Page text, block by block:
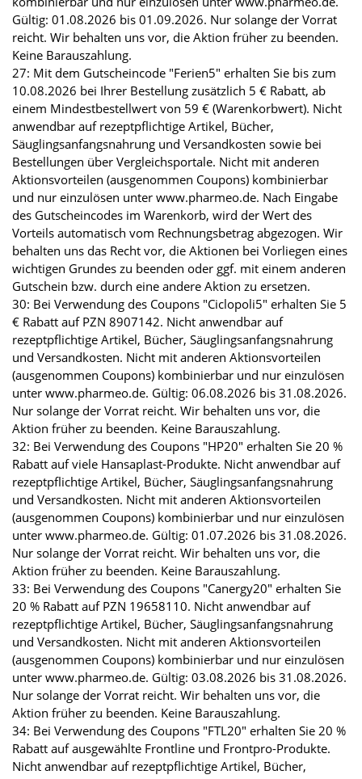
Gültig: 01.08.2026 bis 01.09.2026. Nur solange der Vorrat
reicht. Wir behalten uns vor, die Aktion früher zu beenden.
Keine Barauszahlung.
27: Mit dem Gutscheincode "Ferien5" erhalten Sie bis zum
10.08.2026 bei Ihrer Bestellung zusätzlich 5 € Rabatt, ab
einem Mindestbestellwert von 59 € (Warenkorbwert). Nicht
anwendbar auf rezeptpflichtige Artikel, Bücher,
Säuglingsanfangsnahrung und Versandkosten sowie bei
Bestellungen über Vergleichsportale. Nicht mit anderen
Aktionsvorteilen (ausgenommen Coupons) kombinierbar
und nur einzulösen unter www.pharmeo.de. Nach Eingabe
des Gutscheincodes im Warenkorb, wird der Wert des
Vorteils automatisch vom Rechnungsbetrag abgezogen. Wir
behalten uns das Recht vor, die Aktionen bei Vorliegen eines
wichtigen Grundes zu beenden oder ggf. mit einem anderen
Gutschein bzw. durch eine andere Aktion zu ersetzen.
30: Bei Verwendung des Coupons "Ciclopoli5" erhalten Sie 5
€ Rabatt auf PZN 8907142. Nicht anwendbar auf
rezeptpflichtige Artikel, Bücher, Säuglingsanfangsnahrung
und Versandkosten. Nicht mit anderen Aktionsvorteilen
(ausgenommen Coupons) kombinierbar und nur einzulösen
unter www.pharmeo.de. Gültig: 06.08.2026 bis 31.08.2026.
Nur solange der Vorrat reicht. Wir behalten uns vor, die
Aktion früher zu beenden. Keine Barauszahlung.
32: Bei Verwendung des Coupons "HP20" erhalten Sie 20 %
Rabatt auf viele Hansaplast-Produkte. Nicht anwendbar auf
rezeptpflichtige Artikel, Bücher, Säuglingsanfangsnahrung
und Versandkosten. Nicht mit anderen Aktionsvorteilen
(ausgenommen Coupons) kombinierbar und nur einzulösen
unter www.pharmeo.de. Gültig: 01.07.2026 bis 31.08.2026.
Nur solange der Vorrat reicht. Wir behalten uns vor, die
Aktion früher zu beenden. Keine Barauszahlung.
33: Bei Verwendung des Coupons "Canergy20" erhalten Sie
20 % Rabatt auf PZN 19658110. Nicht anwendbar auf
rezeptpflichtige Artikel, Bücher, Säuglingsanfangsnahrung
und Versandkosten. Nicht mit anderen Aktionsvorteilen
(ausgenommen Coupons) kombinierbar und nur einzulösen
unter www.pharmeo.de. Gültig: 03.08.2026 bis 31.08.2026.
Nur solange der Vorrat reicht. Wir behalten uns vor, die
Aktion früher zu beenden. Keine Barauszahlung.
34: Bei Verwendung des Coupons "FTL20" erhalten Sie 20 %
Rabatt auf ausgewählte Frontline und Frontpro-Produkte.
Nicht anwendbar auf rezeptpflichtige Artikel, Bücher,